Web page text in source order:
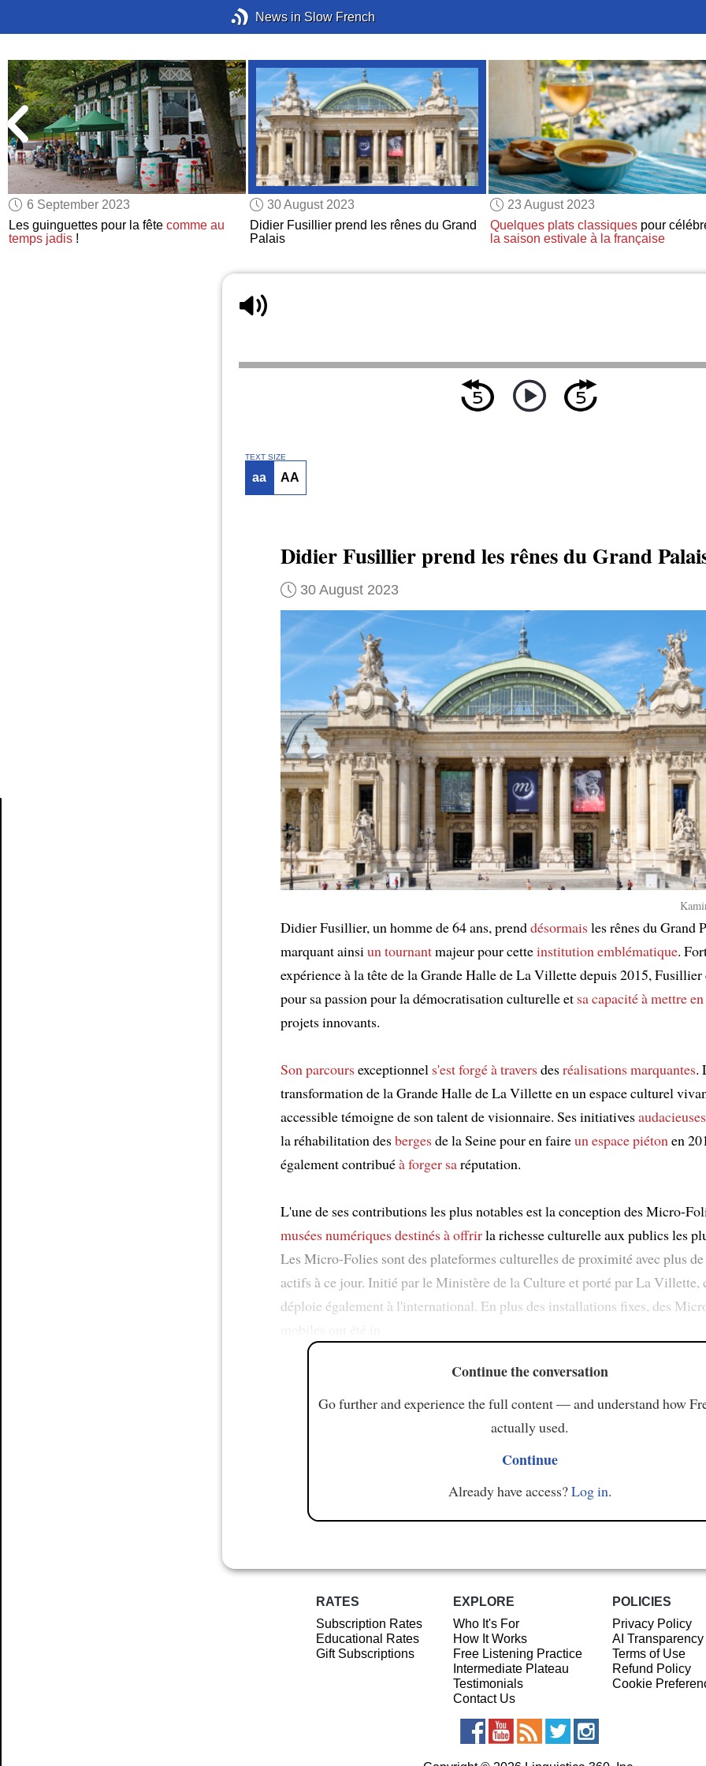
News in Slow French
6 September 2023
Les guinguettes pour la fêtecomme au
temps jadis !
30 August 2023
Didier Fusillier prend les rênes du Grand
Palais
23 August 2023
Quelques plats classiquespour
la saison estivale à la française
TEXT SIZE
aa AA
Didier Fusillier prend les rênes du Grand
30 August 2023
Didier Fusillier, un homme de 64 ans, prenddésormaisles rênes du Grand
marquant ainsi un tournantmajeur pour cetteinstitution emblématique.
expérience à la tête de la Grande Halle de La Villette depuis 2015, Fusillier
pour sa passion pour la démocratisation culturelle et sa capacitéà mettre
projets innovants.
Son parcoursexceptionnel s'est forgé à traversdesréalisations marquantes.
transformation de la Grande Halle de La Villette en un espace culturel
accessible témoigne de son talent de visionnaire. Ses initiativesaudacieuses
la réhabilitation desbergesde la Seine pour en faireun espace piéton en
également contribuéà forger saréputation.
L'une de ses contributions les plus notables est la conception des Micro-
musées numériquesdestinés à offrirla richesse culturelle aux publics les
Les Micro-Folies sont des plateformes culturelles de proximité avec plus
actifs à ce jour. Initié par le Ministère de la Culture et porté par La Villette,
déploie également à l'international. En plus des installations fixes, des
Continue the conversation
Go further and experience the full content — and understand how
actually used.
Continue
Already have access?Log in.
RATES
Subscription Rates
Educational Rates
Gift Subscriptions
EXPLORE
Who It's For
How It Works
Free Listening Practice
Intermediate Plateau
Testimonials
Contact Us
POLICIES
Privacy Policy
AI
Terms of Use
Refund Policy
Cookie